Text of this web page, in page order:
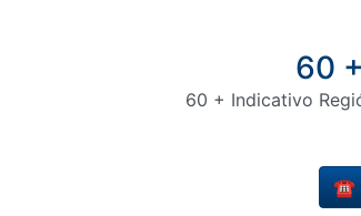
60
60 + Indicativo
☎️